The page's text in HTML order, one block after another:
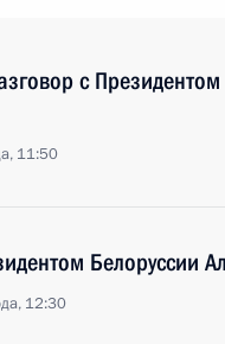
с
11:50
Белоруссии
12:30